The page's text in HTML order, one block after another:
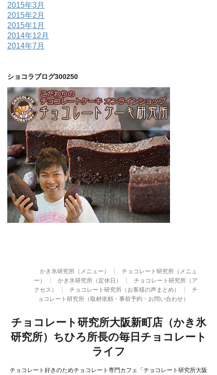
2015年3月
2015年2月
2015年1月
2014年12月
2014年7月
ショコラブログ300250
かき氷研究所（メニュー）
チョコレート研究所（メニュ
ー）
かき氷研究所（定休日）
チョコレート研究所（ア
クセス）
チョコレート研究所（お客様の声まとめ）
チ
ョコレート研究所（取材依頼・事前予約・お問い合わせ）
チョコレート研究所大阪新町店（かき氷
研究所）ちひろ所長の毎日チョコレート
ライフ
チョコレート好きのためチョコレート専門カフェ「チョコレート研究所大阪